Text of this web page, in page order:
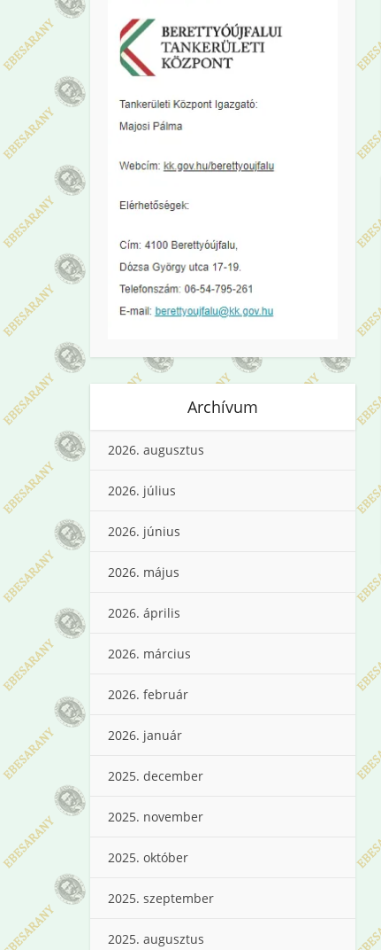
Archívum
2026. augusztus
2026. július
2026. június
2026. május
2026. április
2026. március
2026. február
2026. január
2025. december
2025. november
2025. október
2025. szeptember
2025. augusztus